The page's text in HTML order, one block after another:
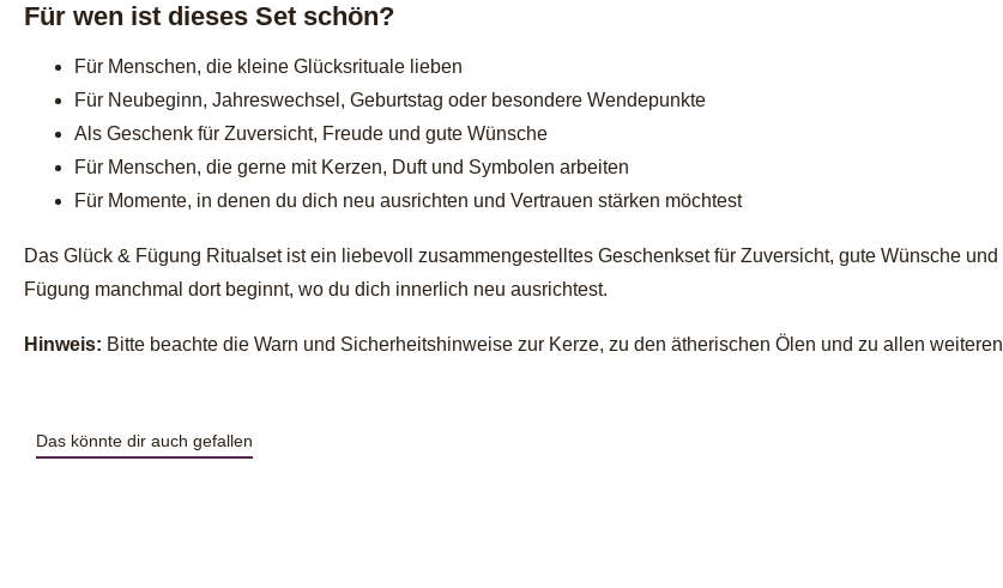
Für wen ist dieses Set schön?
Für Menschen, die kleine Glücksrituale lieben
Für Neubeginn, Jahreswechsel, Geburtstag oder besondere Wendepunkte
Als Geschenk für Zuversicht, Freude und gute Wünsche
Für Menschen, die gerne mit Kerzen, Duft und Symbolen arbeiten
Für Momente, in denen du dich neu ausrichten und Vertrauen stärken möchtest
Das Glück & Fügung Ritualset ist ein liebevoll zusammengestelltes Geschenkset für Zuversicht, gute Wünsche
Fügung manchmal dort beginnt, wo du dich innerlich neu ausrichtest.
Hinweis: Bitte beachte die Warn und Sicherheitshinweise zur Kerze, zu den ätherischen Ölen und zu allen
Das könnte dir auch gefallen